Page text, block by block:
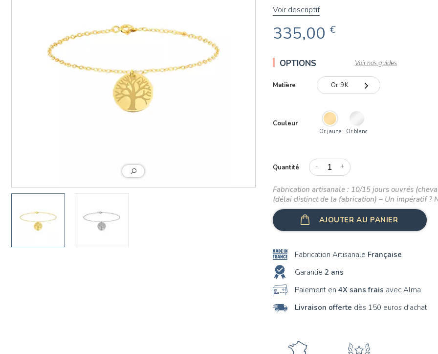
Voir descriptif
335,00 €
OPTIONS Voir nos guides
Matière Or 9K
Or 18K
Couleur
Or jaune Or blanc
Quantité - +
Fabrication artisanale : 10/15 jours ouvrés
(délai distinct de la fabrication) – Un impératif ?
AJOUTER AU PANIER
Fabrication Artisanale Française
Garantie 2 ans
Paiement en 4X sans frais avec Alma
Livraison offerte dès 150 euros d'achat